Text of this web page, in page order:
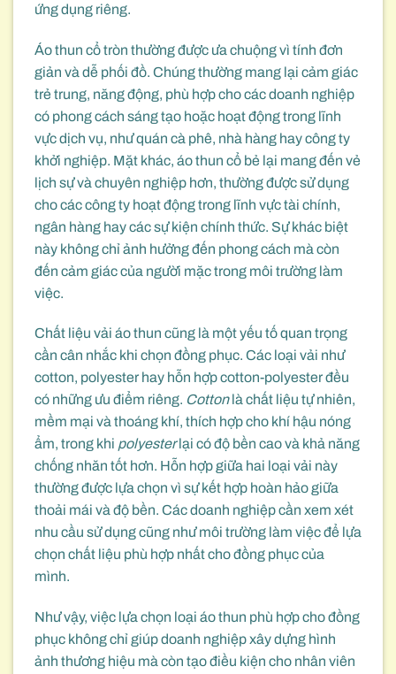
ứng dụng riêng.
Áo thun cổ tròn thường được ưa chuộng vì tính đơn
giản và dễ phối đồ. Chúng thường mang lại cảm giác
trẻ trung, năng động, phù hợp cho các doanh nghiệp
có phong cách sáng tạo hoặc hoạt động trong lĩnh
vực dịch vụ, như quán cà phê, nhà hàng hay công ty
khởi nghiệp. Mặt khác, áo thun cổ bẻ lại mang đến vẻ
lịch sự và chuyên nghiệp hơn, thường được sử dụng
cho các công ty hoạt động trong lĩnh vực tài chính,
ngân hàng hay các sự kiện chính thức. Sự khác biệt
này không chỉ ảnh hưởng đến phong cách mà còn
đến cảm giác của người mặc trong môi trường làm
việc.
Chất liệu vải áo thun cũng là một yếu tố quan trọng
cần cân nhắc khi chọn đồng phục. Các loại vải như
cotton, polyester hay hỗn hợp cotton-polyester đều
có những ưu điểm riêng. Cottonlà chất liệu tự nhiên,
mềm mại và thoáng khí, thích hợp cho khí hậu nóng
ẩm, trong khi polyesterlại có độ bền cao và khả năng
chống nhăn tốt hơn. Hỗn hợp giữa hai loại vải này
thường được lựa chọn vì sự kết hợp hoàn hảo giữa
thoải mái và độ bền. Các doanh nghiệp cần xem xét
nhu cầu sử dụng cũng như môi trường làm việc để lựa
chọn chất liệu phù hợp nhất cho đồng phục của
mình.
Như vậy, việc lựa chọn loại áo thun phù hợp cho đồng
phục không chỉ giúp doanh nghiệp xây dựng hình
ảnh thương hiệu mà còn tạo điều kiện cho nhân viên